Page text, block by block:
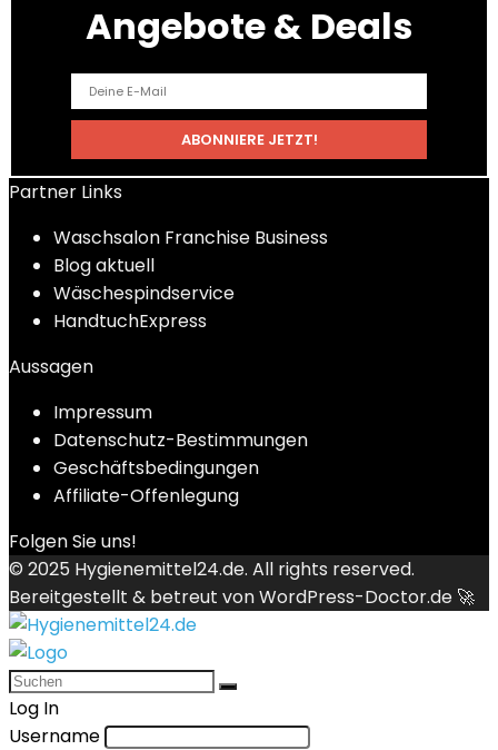
Angebote & Deals
Partner Links
Waschsalon Franchise Business
Blog aktuell
Wäschespindservice
HandtuchExpress
Aussagen
Impressum
Datenschutz-Bestimmungen
Geschäftsbedingungen
Affiliate-Offenlegung
Folgen Sie uns!
© 2025 Hygienemittel24.de. All rights reserved.
Bereitgestellt & betreut vonWordPress-Doctor.de 🚀
Log In
Username